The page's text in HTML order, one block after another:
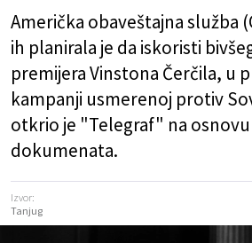
Američka obaveštajna služba
ih planirala je da iskoristi
premijera Vinstona Čerčila, u
kampanji usmerenoj protiv
otkrio je "Telegraf" na
dokumenata.
Izvor:
Tanjug